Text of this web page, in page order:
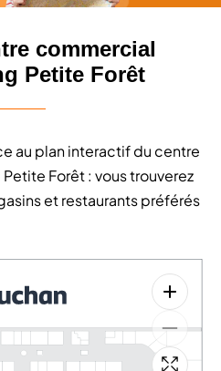
commercial
Petite Forêt
au plan interactif du centre
Forêt : vous trouverez
et restaurants préférés